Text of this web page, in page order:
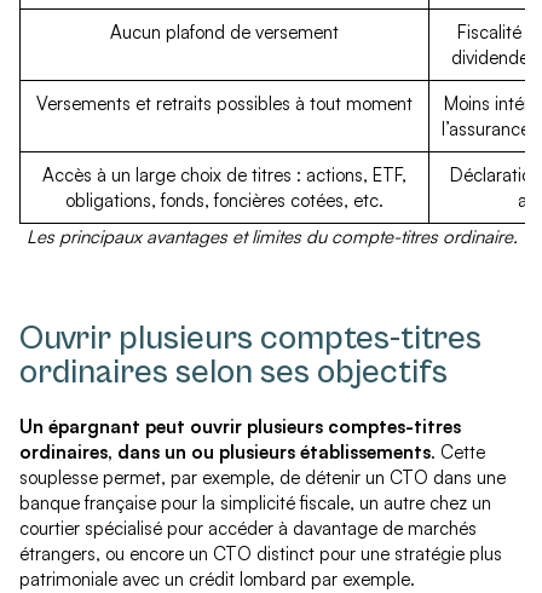
Aucun plafond de versement
Fiscalité
Versements et retraits possibles à tout moment
Moins
Accès à un large choix de titres : actions, ETF,
obligations, fonds, foncières cotées, etc.
Les principaux avantages et limites du compte-titres ordinaire.
Ouvrir plusieurs comptes-titres
ordinaires selon ses objectifs
Un épargnant peut ouvrir plusieurs comptes-titres
ordinaires, dans un ou plusieurs établissements. Cette
souplesse permet, par exemple, de détenir un CTO dans une
banque française pour la simplicité fiscale, un autre chez un
courtier spécialisé pour accéder à davantage de marchés
étrangers, ou encore un CTO distinct pour une stratégie plus
patrimoniale avec un crédit lombard par exemple.